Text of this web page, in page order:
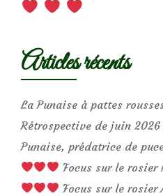
Articles récents
La Punaise à pattes
Rétrospective de juin
Punaise, prédatrice de
Focus sur le rosier
Focus sur le rosier